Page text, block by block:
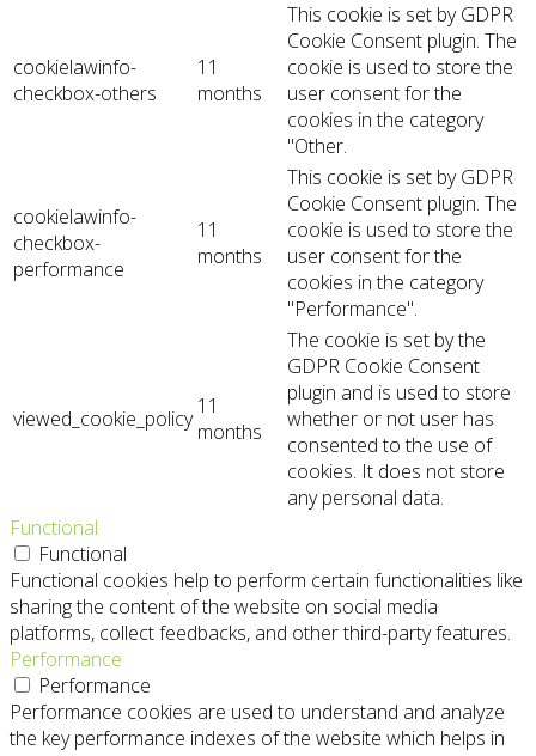
cookielawinfo-
checkbox-others
11
months
This cookie is set by GDPR
Cookie Consent plugin. The
cookie is used to store the
user consent for the
cookies in the category
"Other.
cookielawinfo-
checkbox-
performance
11
months
This cookie is set by GDPR
Cookie Consent plugin. The
cookie is used to store the
user consent for the
cookies in the category
"Performance".
viewed_cookie_policy 11
months
The cookie is set by the
GDPR Cookie Consent
plugin and is used to store
whether or not user has
consented to the use of
cookies. It does not store
any personal data.
Functional
Functional
Functional cookies help to perform certain functionalities like
sharing the content of the website on social media
platforms, collect feedbacks, and other third-party features.
Performance
Performance
Performance cookies are used to understand and analyze
the key performance indexes of the website which helps in